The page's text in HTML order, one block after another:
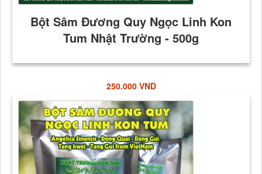
250.000 VND